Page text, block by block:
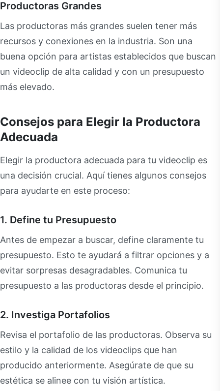
Productoras Grandes
Las productoras más grandes suelen tener más
recursos y conexiones en la industria. Son una
buena opción para artistas establecidos que buscan
un videoclip de alta calidad y con un presupuesto
más elevado.
Consejos para Elegir la Productora
Adecuada
Elegir la productora adecuada para tu videoclip es
una decisión crucial. Aquí tienes algunos consejos
para ayudarte en este proceso:
1. Define tu Presupuesto
Antes de empezar a buscar, define claramente tu
presupuesto. Esto te ayudará a filtrar opciones y a
evitar sorpresas desagradables. Comunica tu
presupuesto a las productoras desde el principio.
2. Investiga Portafolios
Revisa el portafolio de las productoras. Observa su
estilo y la calidad de los videoclips que han
producido anteriormente. Asegúrate de que su
estética se alinee con tu visión artística.